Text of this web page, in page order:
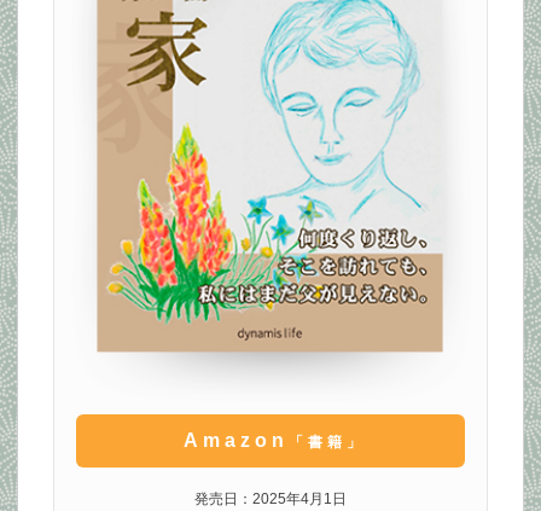
Amazon 「書籍」
発売日：2025年4月1日